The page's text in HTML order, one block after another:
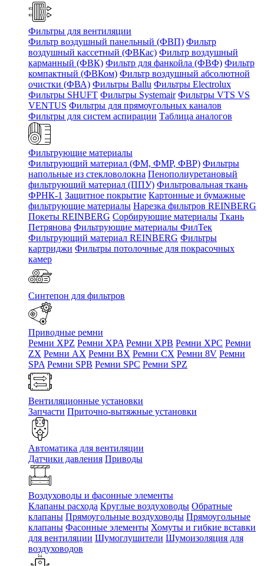
Фильтры для вентиляции
Фильтр воздушный панельный (ФВП) Фильтр
воздушный кассетный (ФВКас) Фильтр воздушный
карманный (ФВК) Фильтр для фанкойла (ФВФ) Фильтр
компактный (ФВКом) Фильтр воздушный абсолютной
очистки (ФВА) Фильтры Ballu Фильтры Electrolux
Фильтры SHUFT Фильтры Systemair Фильтры VTS VS
VENTUS Фильтры для прямоугольных каналов
Фильтры для систем аспирации Таблица аналогов
Фильтрующие материалы
Фильтрующий материал (ФМ, ФМР, ФВР) Фильтры
напольные из стекловолокна Пенополиуретановый
фильтрующий материал (ППУ) Фильтровальная ткань
ФРНК-1 Защитное покрытие Картонные и бумажные
фильтрующие материалы Нарезка фильтров REINBERG
Покеты REINBERG Сорбирующие материалы Ткань
Петрянова Фильтрующие материалы ФилТек
Фильтрующий материал REINBERG Фильтры
картриджи Фильтры потолочные для покрасочных
камер
Синтепон для фильтров
Приводные ремни
Ремни XPZ Ремни XPA Ремни XPB Ремни XPC Ремни
ZX Ремни AX Ремни BX Ремни CX Ремни 8V Ремни
SPA Ремни SPB Ремни SPC Ремни SPZ
Вентиляционные установки
Запчасти Приточно-вытяжные установки
Автоматика для вентиляции
Датчики давления Приводы
Воздуховоды и фасонные элементы
Клапаны расхода Круглые воздуховоды Обратные
клапаны Прямоугольные воздуховоды Прямоугольные
клапаны Фасонные элементы Хомуты и гибкие вставки
для вентиляции Шумоглушители Шумоизоляция для
воздуховодов